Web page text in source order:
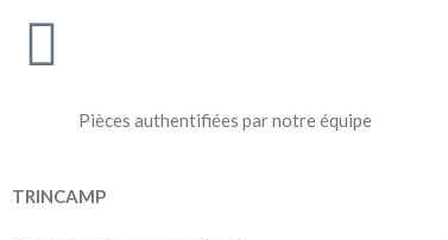
Pièces authentifiées par notre équipe
TRINCAMP